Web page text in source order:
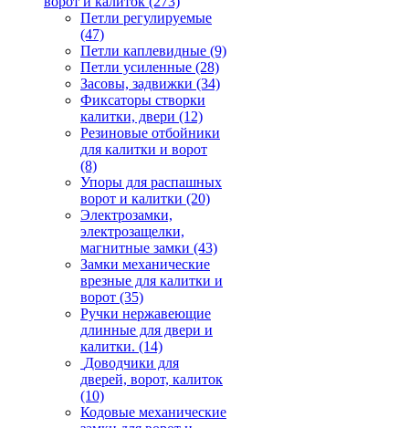
Петли регулируемые
(47)
Петли каплевидные (9)
Петли усиленные (28)
Засовы, задвижки (34)
Фиксаторы створки
калитки, двери (12)
Резиновые отбойники
для калитки и ворот
(8)
Упоры для распашных
ворот и калитки (20)
Электрозамки,
электрозащелки,
магнитные замки (43)
Замки механические
врезные для калитки и
ворот (35)
Ручки нержавеющие
длинные для двери и
калитки. (14)
Доводчики для
дверей, ворот, калиток
(10)
Кодовые механические